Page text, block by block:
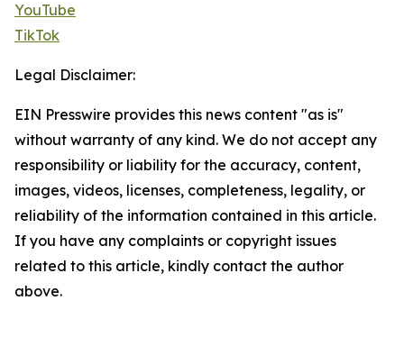
YouTube
TikTok
Legal Disclaimer:
EIN Presswire provides this news content "as is"
without warranty of any kind. We do not accept any
responsibility or liability for the accuracy, content,
images, videos, licenses, completeness, legality, or
reliability of the information contained in this article.
If you have any complaints or copyright issues
related to this article, kindly contact the author
above.